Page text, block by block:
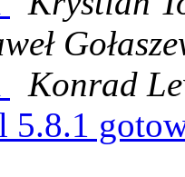
Konrad
5.8.1